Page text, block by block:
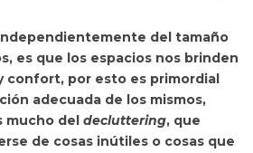
del tamaño
es que los espacios nos brinden
confort, por esto es primordial
adecuada de los mismos,
mucho del decluttering, que
de cosas inútiles o cosas que